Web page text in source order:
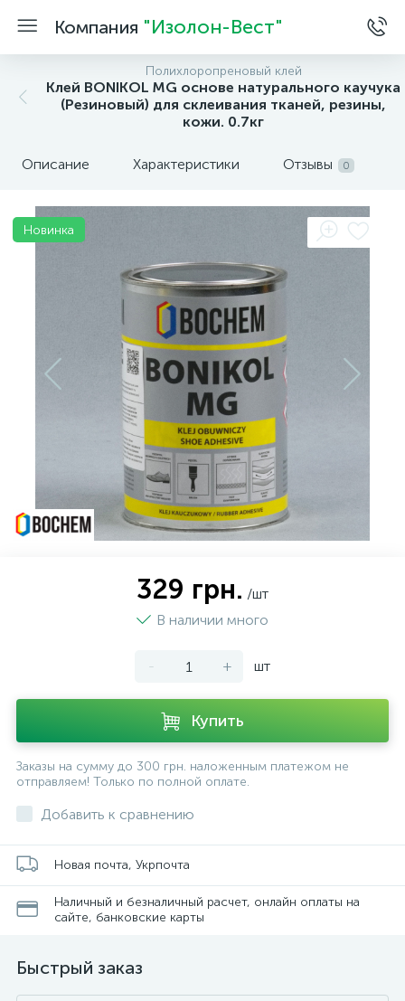
Компания "Изолон-Вест"
Полихлоропреновый клей
Клей BONIKOL MG основе натурального каучука
(Резиновый) для склеивания тканей, резины,
кожи. 0.7кг
Описание Характеристики Отзывы 0
Новинка
329 грн. /шт
В наличии много
- + шт
Купить
Заказы на сумму до 300 грн. наложенным платежом не
отправляем! Только по полной оплате.
Добавить к сравнению
Новая почта, Укрпочта
Наличный и безналичный расчет, онлайн оплаты на
сайте, банковские карты
Быстрый заказ